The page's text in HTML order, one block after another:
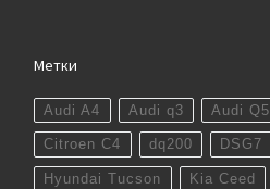
Метки
Audi A4 Audi q3 Audi Q5
Citroen C4 dq200 DSG7
Hyundai Tucson Kia Ceed